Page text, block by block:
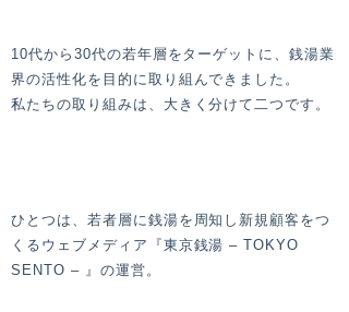
10代から30代の若年層をターゲットに、銭湯業
界の活性化を目的に取り組んできました。
私たちの取り組みは、大きく分けて二つです。
ひとつは、若者層に銭湯を周知し新規顧客をつ
くるウェブメディア『東京銭湯 – TOKYO
SENTO – 』の運営。